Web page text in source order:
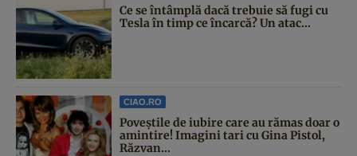
Ce se întâmplă dacă trebuie să fugi cu
Tesla în timp ce încarcă? Un atac...
CIAO.RO
Poveştile de iubire care au rămas doar o
amintire! Imagini tari cu Gina Pistol,
Răzvan...